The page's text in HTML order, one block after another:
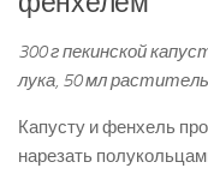
300 г пекинской
лука, 50 мл
Капусту и фенхель
нарезать